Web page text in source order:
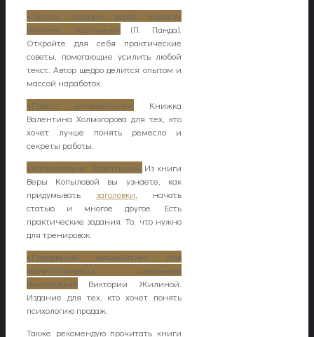
«Тексты, которым верят. Коротко,
понятно, позитивно» (П. Панда).
Откройте для себя практические
советы, помогающие усилить любой
текст. Автор щедро делится опытом и
массой наработок.
«Просто копирайтинг».
Книжка
Валентина Холмогорова для тех, кто
хочет лучше понять ремесло и
секреты работы.
«Копирайтинг. Практикум». Из книги
Веры Копыловой вы узнаете, как
придумывать заголовки , начать
статью и многое другое. Есть
практические задания. То, что нужно
для тренировок.
«Продающий копирайтинг. Как
манипулировать сознанием
покупателя» Виктории Жилиной.
Издание для тех, кто хочет понять
психологию продаж.
Также рекомендую прочитать книги